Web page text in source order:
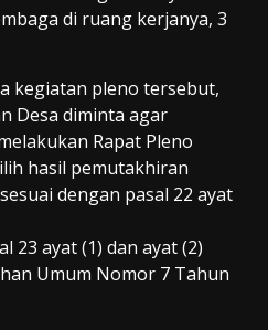
di ruang kerjanya, 3
kegiatan pleno tersebut,
Desa diminta agar
Rapat Pleno
hasil pemutakhiran
dengan pasal 22 ayat
23 ayat (1) dan ayat (2)
Umum Nomor 7 Tahun